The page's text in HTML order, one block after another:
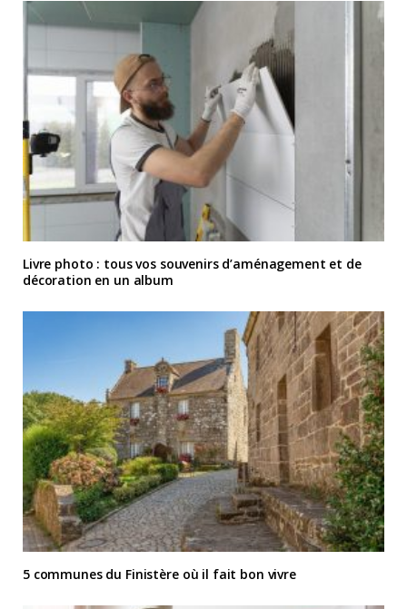
Livre photo : tous vos souvenirs d’aménagement et de
décoration en un album
5 communes du Finistère où il fait bon vivre